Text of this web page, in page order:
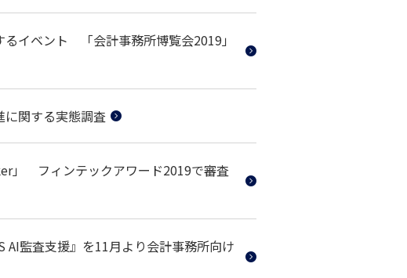
イベント 「会計事務所博覧会2019」
に関する実態調査
」 フィンテックアワード2019で審査
AI監査支援』を11月より会計事務所向け